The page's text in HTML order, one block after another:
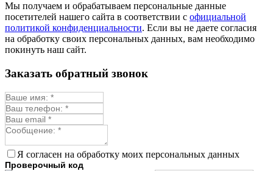
Мы получаем и обрабатываем персональные данные
посетителей нашего сайта в соответствии с официальной
политикой конфиденциальности. Если вы не даете согласия
на обработку своих персональных данных, вам необходимо
покинуть наш сайт.
Заказать обратный звонок
Я согласен на обработку моих персональных данных
Проверочный код